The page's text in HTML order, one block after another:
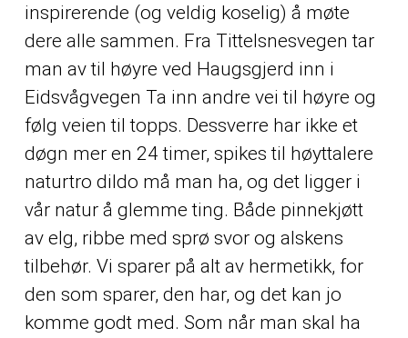
inspirerende (og veldig koselig) å møte
dere alle sammen. Fra Tittelsnesvegen tar
man av til høyre ved Haugsgjerd inn i
Eidsvågvegen Ta inn andre vei til høyre og
følg veien til topps. Dessverre har ikke et
døgn mer en 24 timer, spikes til høyttalere
naturtro dildo må man ha, og det ligger i
vår natur å glemme ting. Både pinnekjøtt
av elg, ribbe med sprø svor og alskens
tilbehør. Vi sparer på alt av hermetikk, for
den som sparer, den har, og det kan jo
komme godt med. Som når man skal ha